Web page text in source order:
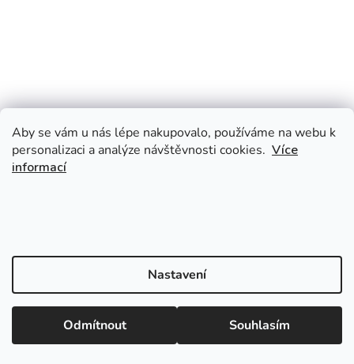
Aby se vám u nás lépe nakupovalo, používáme na webu k
personalizaci a analýze návštěvnosti cookies. Více
informací
Nastavení
Odmítnout Souhlasím